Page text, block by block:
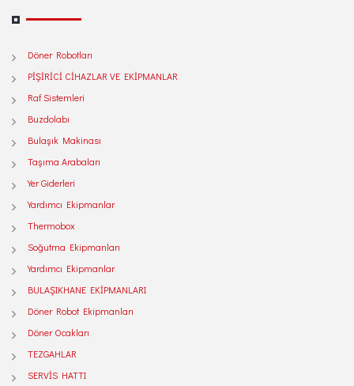
Döner Robotları
PİŞİRİCİ CİHAZLAR VE EKİPMANLAR
Raf Sistemleri
Buzdolabı
Bulaşık Makinası
Taşıma Arabaları
Yer Giderleri
Yardımcı Ekipmanlar
Thermobox
Soğutma Ekipmanları
Yardımcı Ekipmanlar
BULAŞIKHANE EKİPMANLARI
Döner Robot Ekipmanları
Döner Ocakları
TEZGAHLAR
SERVİS HATTI